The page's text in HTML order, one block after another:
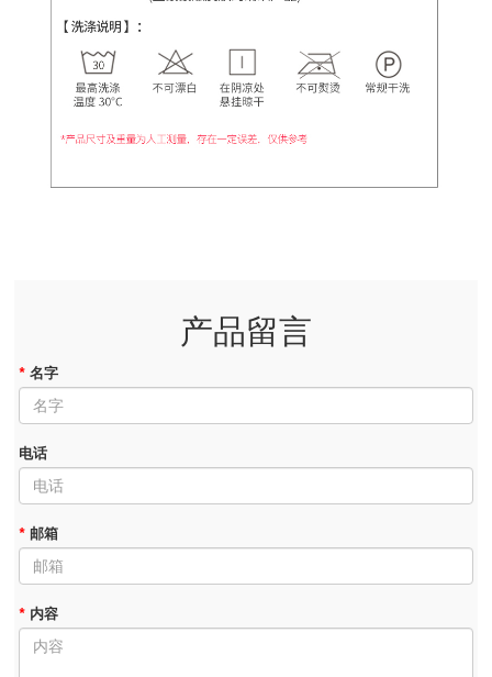
产品留言
* 名字
电话
* 邮箱
* 内容